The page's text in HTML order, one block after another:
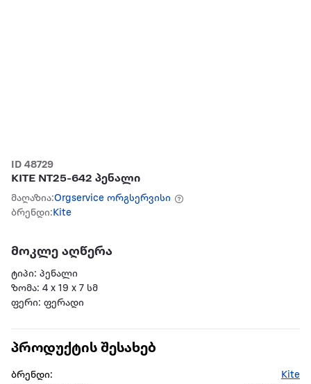
ID 48729
KITE NT25-642 პენალი
მაღაზია:Orgservice ორგსერვისი
ბრენდი:Kite
მოკლე აღწერა
ტიპი: პენალი
ზომა: 4 x 19 x 7 სმ
ფერი: ფერადი
პროდუქტის შესახებ
ბრენდი:
Kite